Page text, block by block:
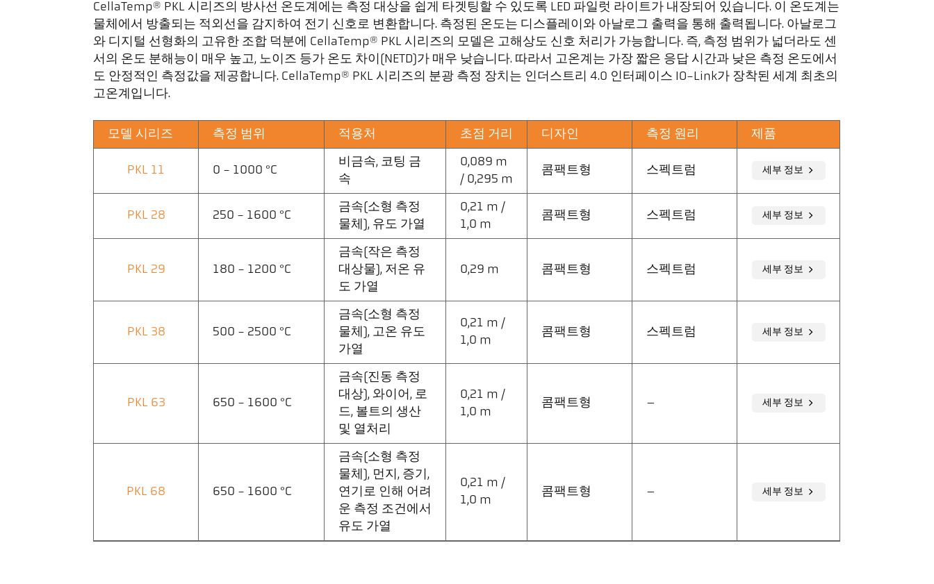
CellaTemp® PKL 시리즈의 방사선 온도계에는 측정 대상을 쉽게 타겟팅할 수 있도록 LED 파일럿 라이트가 내장되어 있습니다. 이 온도계는
물체에서 방출되는 적외선을 감지하여 전기 신호로 변환합니다. 측정된 온도는 디스플레이와 아날로그 출력을 통해 출력됩니다. 아날로그
와 디지털 선형화의 고유한 조합 덕분에 CellaTemp® PKL 시리즈의 모델은 고해상도 신호 처리가 가능합니다. 즉, 측정 범위가 넓더라도 센
서의 온도 분해능이 매우 높고, 노이즈 등가 온도 차이(NETD)가 매우 낮습니다. 따라서 고온계는 가장 짧은 응답 시간과 낮은 측정 온도에서
도 안정적인 측정값을 제공합니다. CellaTemp® PKL 시리즈의 분광 측정 장치는 인더스트리 4.0 인터페이스 IO-Link가 장착된 세계 최초의
고온계입니다.
모델 시리즈 측정 범위 적용처 초점 거리 디자인 측정 원리 제품
PKL 11 0 - 1000 °C
비금속, 코팅 금
속
0,089 m
/ 0,295 m
콤팩트형 스펙트럼 세부 정보
PKL 28 250 - 1600 °C
금속(소형 측정
물체), 유도 가열
0,21 m /
1,0 m
콤팩트형 스펙트럼 세부 정보
PKL 29 180 - 1200 °C
금속(작은 측정
대상물), 저온 유
도 가열
0,29 m 콤팩트형 스펙트럼 세부 정보
PKL 38 500 - 2500 °C
금속(소형 측정
물체), 고온 유도
가열
0,21 m /
1,0 m
콤팩트형 스펙트럼 세부 정보
PKL 63 650 - 1600 °C
금속(진동 측정
대상), 와이어, 로
드, 볼트의 생산
및 열처리
0,21 m /
1,0 m
콤팩트형 – 세부 정보
PKL 68 650 - 1600 °C
금속(소형 측정
물체), 먼지, 증기,
연기로 인해 어려
운 측정 조건에서
유도 가열
0,21 m /
1,0 m
콤팩트형 – 세부 정보